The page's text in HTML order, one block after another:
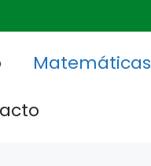
Matemáticas